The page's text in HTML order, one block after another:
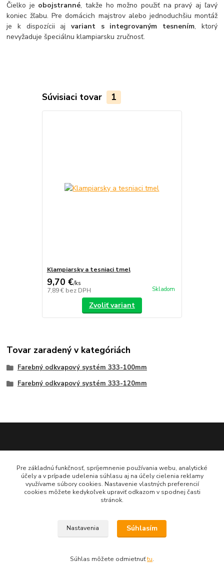
Čielko je obojstranné, takže ho možno použiť na pravý aj ľavý
koniec žľabu. Pre domácich majstrov alebo jednoduchšiu montáž
je k dispozícii aj variant s integrovaným tesnením, ktorý
nevyžaduje špeciálnu klampiarsku zručnosť.
Súvisiaci tovar 1
Klampiarsky a tesniaci tmel
9,70 €/ks
7,89 € bez DPH Skladom
Zvoliť variant
Tovar zaradený v kategóriách
Farebný odkvapový systém 333-100mm
Farebný odkvapový systém 333-120mm
0948 484 313
Po-Pia 7:30-16:00 hod
doplnkykstrecham@gmail.com
Vytvorené na Eshop-rychlo.sk
Pre základnú funkčnosť, spríjemnenie používania webu, analytické
účely a v prípade udelenia súhlasu aj na účely cielenia reklamy
využívame súbory cookies. Nastavenie vlastných preferencií
cookies môžete kedykoľvek upraviť odkazom v spodnej časti
stránok.
Nastavenia Súhlasím
Súhlas môžete odmietnuťtu.